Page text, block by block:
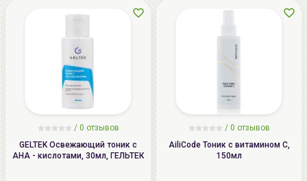
/ 0 отзывов
GELTEK Освежающий тоник с
АНА - кислотами, 30мл, ГЕЛЬТЕК
/ 0 отзывов
AiliCode Тоник с витамином С,
150мл